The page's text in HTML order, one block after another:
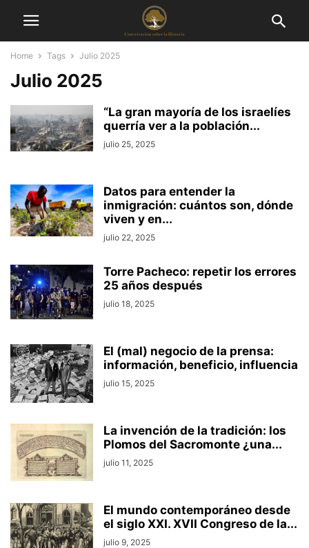
Home Tags Julio 2025
Julio 2025
“La gran mayoría de los israelíes
querría ver a la población...
julio 25, 2025
Datos para entender la
inmigración: cuántos son, dónde
viven y en...
julio 22, 2025
Torre Pacheco: repetir los errores
25 años después
julio 18, 2025
El (mal) negocio de la prensa:
información, beneficio, influencia
julio 15, 2025
La invención de la tradición: los
Plomos del Sacromonte ¿una...
julio 11, 2025
El mundo contemporáneo desde
el siglo XXI. XVII Congreso de la...
julio 9, 2025